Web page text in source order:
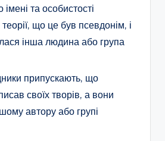
та особистості
що це був псевдонім, і
інша людина або група
припускають, що
своїх творів, а вони
автору або групі